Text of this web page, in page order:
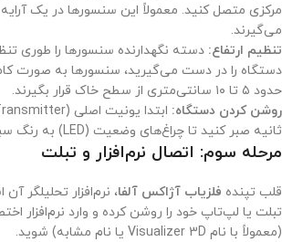
مرکزی متصل کنید. معمولاً این سنسورها در یک آرایه
می‌گیرند.
تنظیم ارتفاع: دسته نگهدارنده سنسورها را طوری
دستگاه را در دست می‌گیرید، سنسورها به صورت
حدود ۵ تا ۱۰ سانتی‌متری از سطح خاک قرار بگیرند.
روشن کردن دستگاه:
ثانیه صبر کنید تا چراغ‌های وضعیت (LED) به رنگ سبز (آماده‌به‌کار) درآیند.
مرحله سوم: اتصال نرم‌افزار و تبلت
قلب تپنده فلزیاب آژاکس آلفا، نرم‌افزار تحلیلگر
(معمولاً با نام Visualizer 3D یا نام مشابه) شوید.